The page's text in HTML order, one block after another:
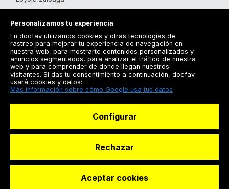
Registrarse
Docfav
© Dashboard Technologies S.L
Personalizamos tu experiencia
En docfav utilizamos cookies y otras tecnologías de
rastreo para mejorar tu experiencia de navegación en
nuestra web, para mostrarte contenidos personalizados y
anuncios segmentados, para analizar el tráfico de nuestra
web y para comprender de donde llegan nuestros
visitantes. Si das tu consentimiento a continuación, docfav
usará cookies y datos:
Más información sobre cómo Google usa tus datos
Configurar
Rechazar
Aceptar cookies